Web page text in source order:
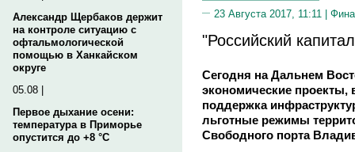
Александр Щербаков держит
на контроле ситуацию с
офтальмологической
помощью в Ханкайском
округе
05.08 |
Первое дыхание осени:
температура в Приморье
опустится до +8 °C
23 Августа 2017, 11:11 |
"Российский
Сегодня на Дальнем
экономические проекты,
поддержка
льготные режимы
Свободного порта